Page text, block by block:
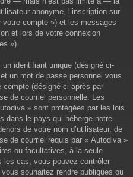
anonyme, l’inscription sur
compte ») et les messages
et lors de votre connexion
»).
identifiant unique (désigné ci-
un mot de passe personnel vous
(désigné ci-après par
de courriel personnelle. Les
» sont protégées par les lois
dans le pays qui héberge notre
de votre nom d’utilisateur, de
de courriel requis par « Autodiva »
ou facultatives, à la seule
les cas, vous pouvez contrôler
souhaitez rendre publiques ou